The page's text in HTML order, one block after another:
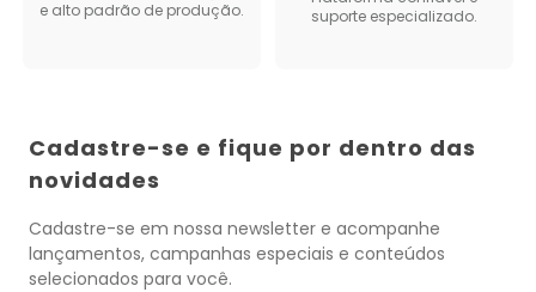
e alto padrão de produção.
suporte especializado.
Cadastre-se e fique por dentro das
novidades
Cadastre-se em nossa newsletter e acompanhe
lançamentos, campanhas especiais e conteúdos
selecionados para você.